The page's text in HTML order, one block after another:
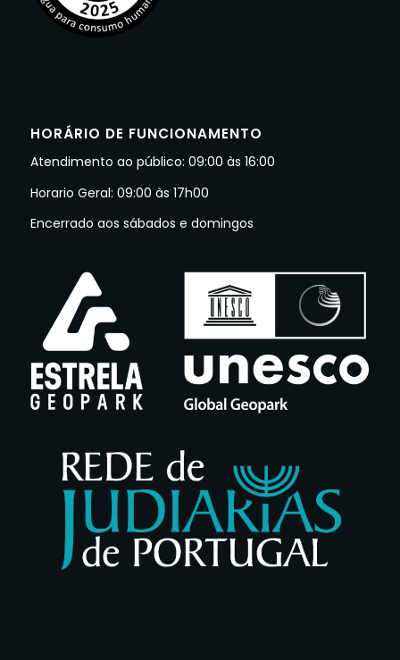
HORÁRIO DE FUNCIONAMENTO
Atendimento ao público: 09:00 às 16:00
Horario Geral: 09:00 às 17h00
Encerrado aos sábados e domingos